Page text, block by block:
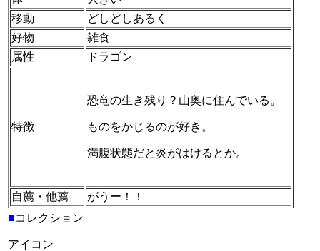
移動
どしどしあるく
好物
雑食
属性
ドラゴン
特徴
恐竜の生き残り？山奥に住んでいる。
ものをかじるのが好き。
満腹状態だと炎がはけるとか。
自薦・他薦
がうー！！
■コレクション
アイコン